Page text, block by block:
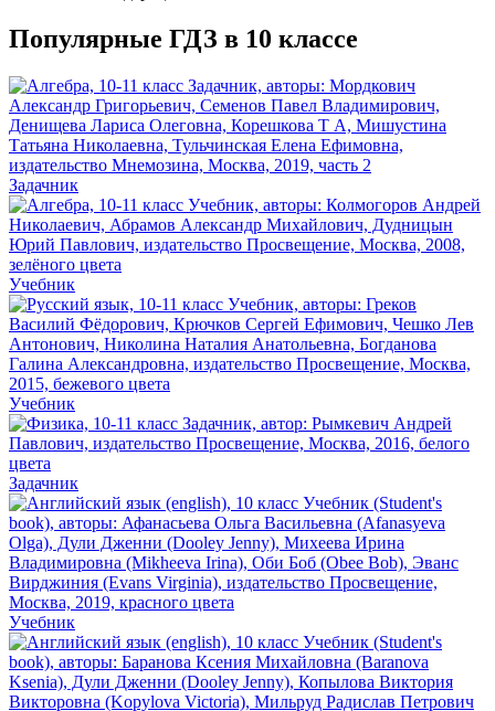
Популярные ГДЗ в 10 классе
Задачник
Учебник
Учебник
Задачник
Учебник